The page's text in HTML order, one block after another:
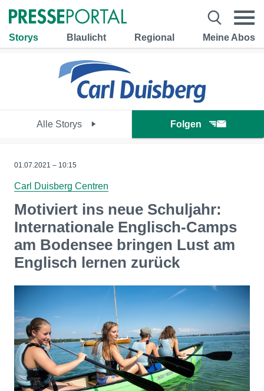
Storys Blaulicht Regional Meine Abos
Alle Storys Folgen
01.07.2021 – 10:15
Carl Duisberg Centren
Motiviert ins neue Schuljahr:
Internationale Englisch-Camps
am Bodensee bringen Lust am
Englisch lernen zurück